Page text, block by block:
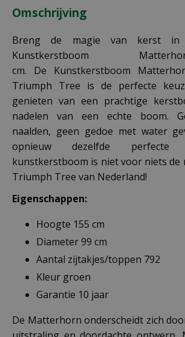
Omschrijving
Breng de magie van kerst
Kunstkerstboom
cm. De Kunstkerstboom
Triumph Tree is de perfecte
genieten van een prachtige
nadelen van een echte boom.
naalden, geen gedoe met water
opnieuw dezelfde perfecte
kunstkerstboom is niet voor niets de
Triumph Tree van Nederland!
Eigenschappen:
Hoogte 155 cm
Diameter 99 cm
Aantal zijtakjes/toppen 792
Kleur groen
Garantie 10 jaar
De Matterhorn onderscheidt zich